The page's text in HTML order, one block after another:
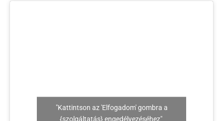
"Kattintson az 'Elfogadom' gombra a
{szolgáltatás} engedélyezéséhez"